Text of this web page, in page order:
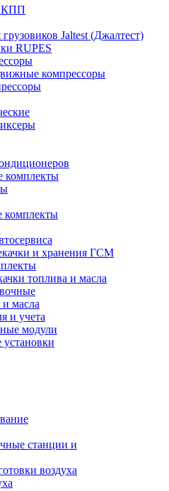
Jaltest (Джалтест)
RUPES
компрессоры
комплекты
и хранения ГСМ
топлива и масла
масла
и учета
модули
станции и
воздуха